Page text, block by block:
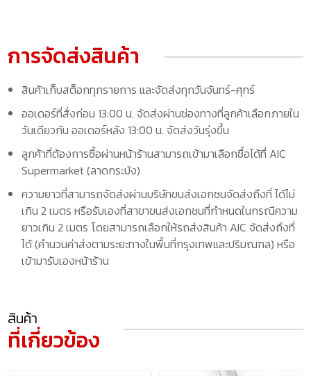
การจัดส่งสินค้า
สินค้าเก็บสต็อกทุกรายการ และจัดส่งทุกวันจันทร์-ศุกร์
ออเดอร์ที่สั่งก่อน 13:00 น. จัดส่งผ่านช่องทางที่ลูกค้าเลือกภายใน
วันเดียวกัน ออเดอร์หลัง 13:00 น. จัดส่งวันรุ่งขึ้น
ลูกค้าที่ต้องการซื้อผ่านหน้าร้านสามารถเข้ามาเลือกซื้อได้ที่ AIC
Supermarket (ลาดกระบัง)
ความยาวที่สามารถจัดส่งผ่านบริษัทขนส่งเอกชนจัดส่งถึงที่ ได้ไม่
เกิน 2 เมตร หรือรับเองที่สาขาขนส่งเอกชนที่กำหนดในกรณีความ
ยาวเกิน 2 เมตร โดยสามารถเลือกให้รถส่งสินค้า AIC จัดส่งถึงที่
ได้ (คำนวนค่าส่งตามระยะทางในพื้นที่กรุงเทพและปริมณฑล) หรือ
เข้ามารับเองหน้าร้าน
สินค้า
ที่เกี่ยวข้อง